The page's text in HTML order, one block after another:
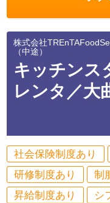
株式会社
（中途）
キッチンス
レンタ／大
社会保険制度あり
研修制度あり
制
昇給制度あり
シ